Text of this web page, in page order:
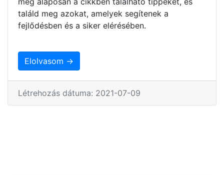
találd meg azokat, amelyek segítenek a
fejlődésben és a siker elérésében.
Elolvasom →
Létrehozás dátuma: 2021-07-09